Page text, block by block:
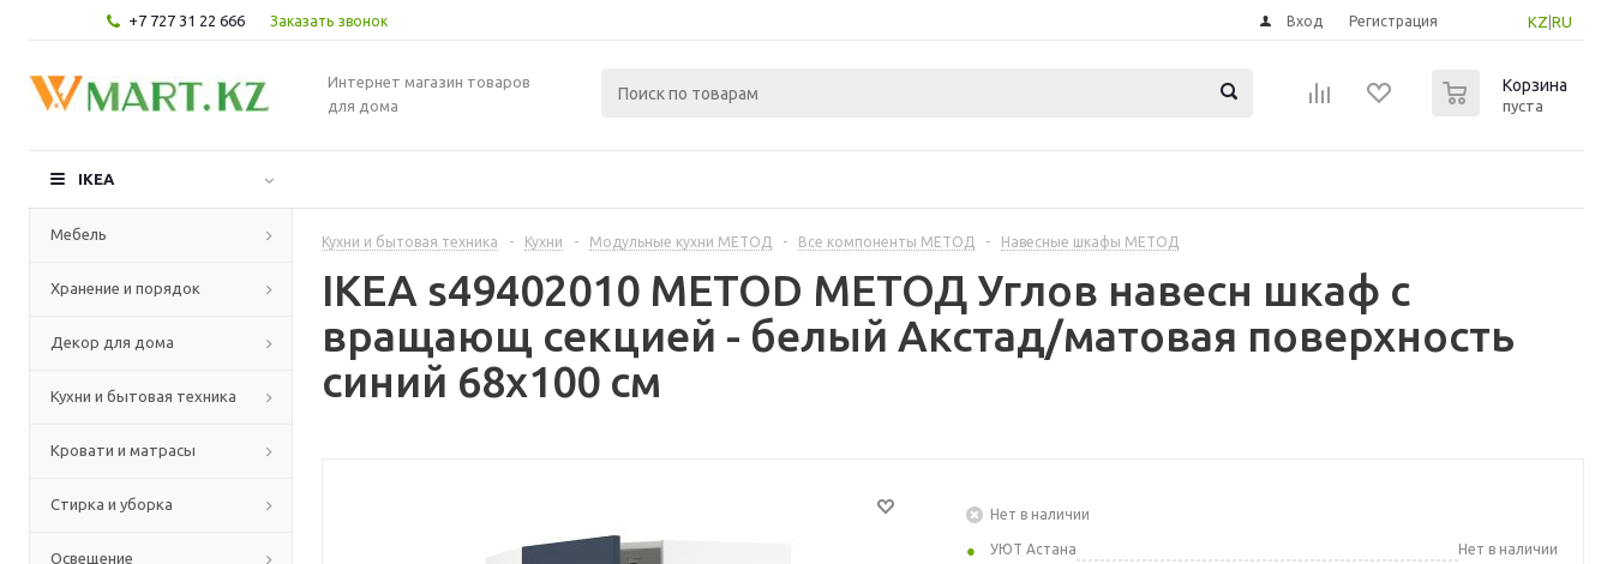
+7 727 31 22 666 Заказать звонок KZ RU
Вход Регистрация
Интернет магазин товаров
для дома
Корзина
пуста
IKEA
Мебель
Хранение и порядок
Декор для дома
Кухни и бытовая техника
Кровати и матрасы
Стирка и уборка
Освещение
Кухни и бытовая техника - Кухни - Модульные кухни МЕТОД - Все компоненты МЕТОД - Навесные шкафы МЕТОД
IKEA s49402010 METOD МЕТОД Углов навесн шкаф с
вращающ секцией - белый Акстад/матовая поверхность
синий 68x100 см
Нет в наличии
УЮТ Астана
Нет в наличии